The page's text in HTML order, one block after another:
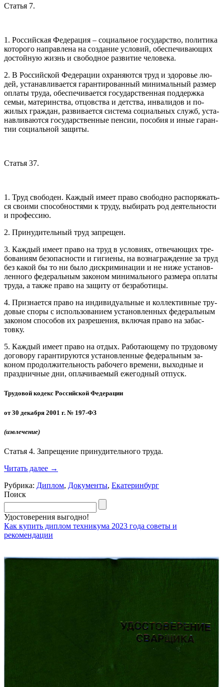
Статья 7.
1. Рос­сий­ская Фе­дера­ция – со­ци­аль­ное го­сударс­тво, по­лити­ка
ко­торо­го нап­равле­на на соз­да­ние ус­ло­вий, обес­пе­чива­ющих
дос­той­ную жизнь и сво­бод­ное раз­ви­тие че­лове­ка.
2. В Рос­сий­ской Фе­дера­ции ох­ра­ня­ют­ся труд и здо­ровье лю­
дей, ус­та­нав­ли­ва­ет­ся га­ран­ти­рован­ный ми­нималь­ный раз­мер
оп­ла­ты тру­да, обес­пе­чива­ет­ся го­сударс­твен­ная под­дер­жка
семьи, ма­теринс­тва, от­цовс­тва и детс­тва, ин­ва­лидов и по­
жилых граж­дан, раз­ви­ва­ет­ся сис­те­ма со­ци­аль­ных служб, ус­та­
нав­ли­ва­ют­ся го­сударс­твен­ные пен­сии, по­собия и иные га­ран­
тии со­ци­аль­ной за­щиты.
Статья 37.
1. Труд сво­боден. Каж­дый име­ет пра­во сво­бод­но рас­по­ряжать­
ся сво­ими спо­соб­ностя­ми к тру­ду, вы­бирать род де­ятель­нос­ти
и про­фес­сию.
2. При­нуди­тель­ный труд зап­ре­щен.
3. Каж­дый име­ет пра­во на труд в ус­ло­ви­ях, от­ве­ча­ющих тре­
бова­ни­ям бе­зопас­ности и ги­ги­ены, на воз­награж­де­ние за труд
без ка­кой бы то ни бы­ло дис­кри­мина­ции и не ни­же ус­та­нов­
ленно­го фе­дераль­ным за­коном ми­нималь­но­го раз­ме­ра оп­ла­ты
тру­да, а так­же пра­во на за­щиту от без­ра­боти­цы.
4. Приз­на­ет­ся пра­во на ин­ди­виду­аль­ные и кол­лектив­ные тру­
довые спо­ры с ис­поль­зо­вани­ем ус­та­нов­ленных фе­дераль­ным
за­коном спо­собов их раз­ре­шения, вклю­чая пра­во на за­бас­
товку.
5. Каж­дый име­ет пра­во на от­дых. Ра­бота­юще­му по тру­дово­му
до­гово­ру га­ран­ти­ру­ют­ся ус­та­нов­ленные фе­дераль­ным за­
коном про­дол­жи­тель­ность ра­боче­го вре­мени, вы­ход­ные и
праз­днич­ные дни, оп­ла­чива­емый еже­год­ный от­пуск.
Тру­довой ко­декс Рос­сий­ской Фе­дера­ции
от 30 де­каб­ря 2001 г. № 197-ФЗ
(из­вле­чение)
Статья 4. Зап­ре­щение при­нуди­тель­но­го тру­да.
Читать далее →
Рубрика: Диплом, Документы, Екатеринбург
Поиск
Удостоверения выгодно!
Как купить диплом техникума 2023 года советы и
рекомендации